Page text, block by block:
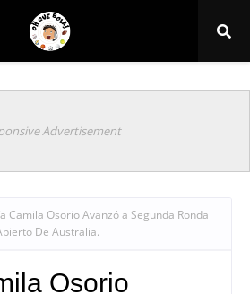
Advertisement
Camila Osorio Avanzó a Segunda Ronda
De Australia.
Osorio